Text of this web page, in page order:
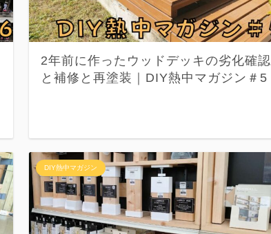
2年前に作ったウッドデッキの劣化確認
と補修と再塗装｜DIY熱中マガジン＃5
DIY熱中マガジン